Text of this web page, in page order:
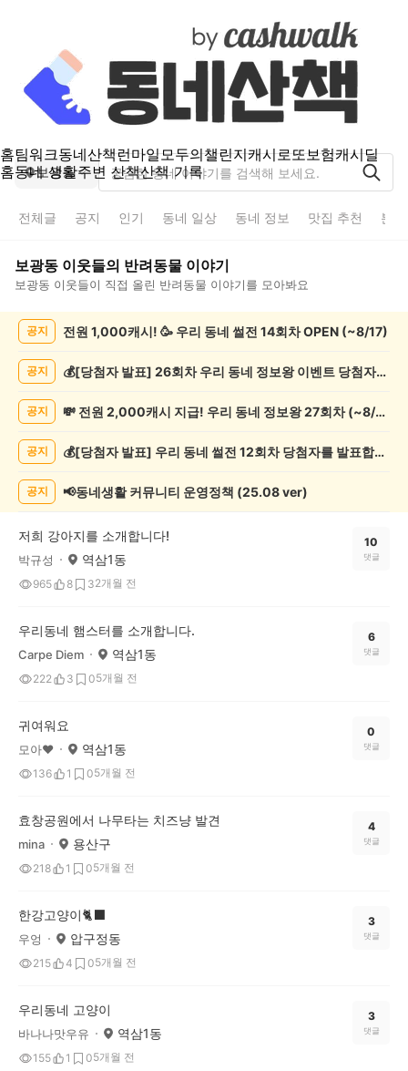
홈팀워크동네산책런마일모두의챌린지캐시로또보험캐시딜
홈동네 생활주변 산책산책 기록
보광동
전체글 공지 인기 동네 일상 동네 정보 맛집 추천 분
보광동 이웃들의 반려동물 이야기
보광동 이웃들이 직접 올린 반려동물 이야기를 모아봐요
록
공지 전원 1,000캐시! 🥳 우리 동네 썰전 14회차 OPEN (~8/17)
공지 💰[당첨자 발표] 26회차 우리 동네 정보왕 이벤트 당첨자를 발표합니다!
공지 💸 전원 2,000캐시 지급! 우리 동네 정보왕 27회차 (~8/10)
공지 💰[당첨자 발표] 우리 동네 썰전 12회차 당첨자를 발표합니다!
공지 📢동네생활 커뮤니티 운영정책 (25.08 ver)
저희 강아지를 소개합니다!
박규성 역삼1동
965 8 32개월 전
10
댓글
우리동네 햄스터를 소개합니다.
Carpe Diem 역삼1동
222 3 05개월 전
6
댓글
귀여워요
모아❤ 역삼1동
136 1 05개월 전
0
댓글
효창공원에서 나무타는 치즈냥 발견
mina 용산구
218 1 05개월 전
4
댓글
한강고양이🐈‍⬛
우엉 압구정동
215 4 05개월 전
3
댓글
우리동네 고양이
바나나맛우유 역삼1동
155 1 05개월 전
3
댓글